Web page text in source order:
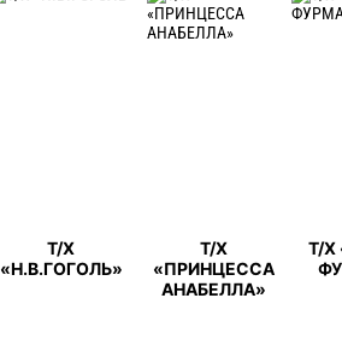
Т/Х
«Н.В.ГОГОЛЬ»
Т/Х
«ПРИНЦЕССА
АНАБЕЛЛА»
Т/Х